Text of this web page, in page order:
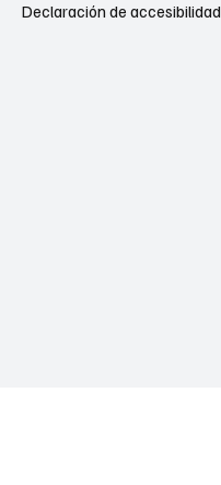
Declaración de accesibilidad